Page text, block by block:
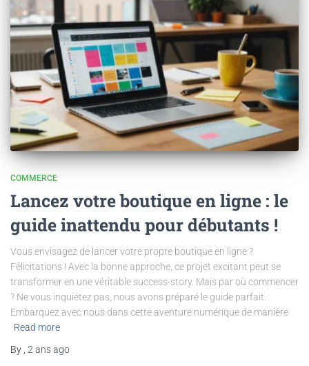
COMMERCE
Lancez votre boutique en ligne : le
guide inattendu pour débutants !
Vous envisagez de lancer votre propre boutique en ligne ?
Félicitations ! Avec la bonne approche, ce projet excitant peut se
transformer en une véritable success-story. Mais par où commencer
? Ne vous inquiétez pas, nous avons préparé le guide parfait.
Embarquez avec nous dans cette aventure numérique de manière
Read more
By 2 ansago